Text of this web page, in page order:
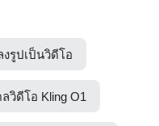
รูปเป็นวิดีโอ
วิดีโอ Kling O1